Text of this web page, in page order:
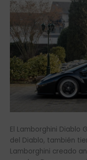
El Lamborghini Diablo
del Diablo, también
Lamborghini creado